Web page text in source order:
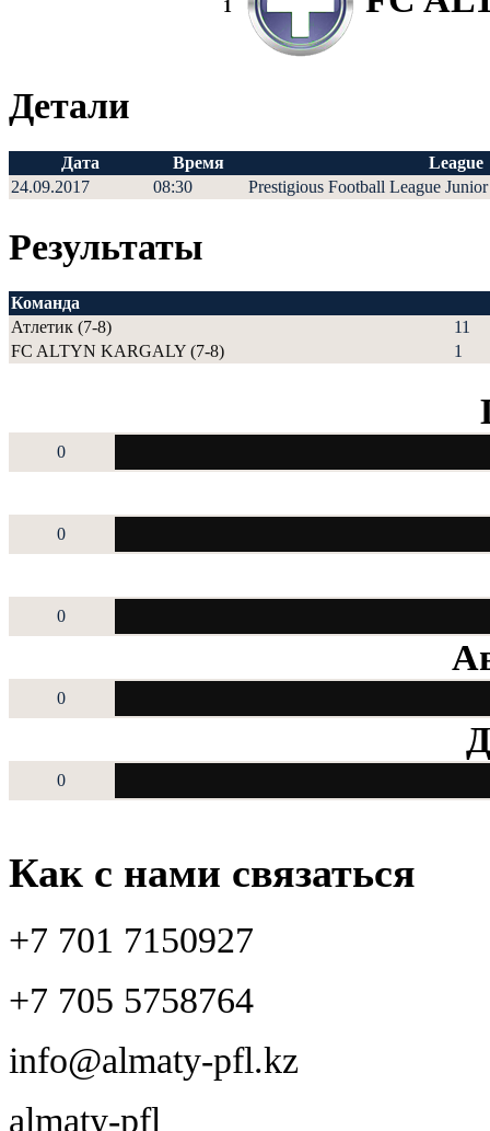
1
Детали
Дата Время
League
24.09.2017
08:30 Prestigious Football League Junior
Результаты
Команда
Атлетик (7-8)
11
FC ALTYN KARGALY (7-8)
1
0
0
0
0
0
Как с нами связаться
+7 701 7150927
+7 705 5758764
info@almaty-pfl.kz
almaty-pfl